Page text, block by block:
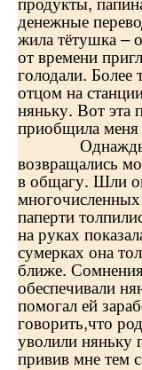
денежные
жила тётушка –
от времени
голодали. Более
отцом на
няньку. Вот эта
приобщила
Однажды, во
возвращались
в общагу. Шли
паперти
на руках
сумерках она
ближе.
обеспечивали
помогал ей
говорить,что
уволили няньку
привив мне тем